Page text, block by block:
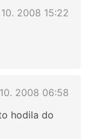
10. 2008 15:22
2008 06:58
hodila do